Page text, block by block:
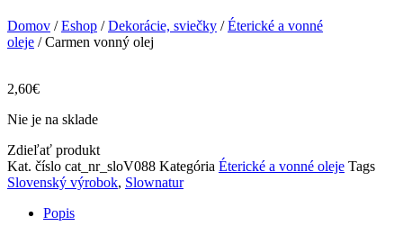
Domov /Eshop /Dekorácie, sviečky /Éterické a vonné
oleje / Carmen vonný olej
2,60€
Nie je na sklade
Zdieľať produkt
Kat. číslo cat_nr_sloV088 Kategória Éterické a vonné oleje Tags
Slovenský výrobok, Slownatur
Popis